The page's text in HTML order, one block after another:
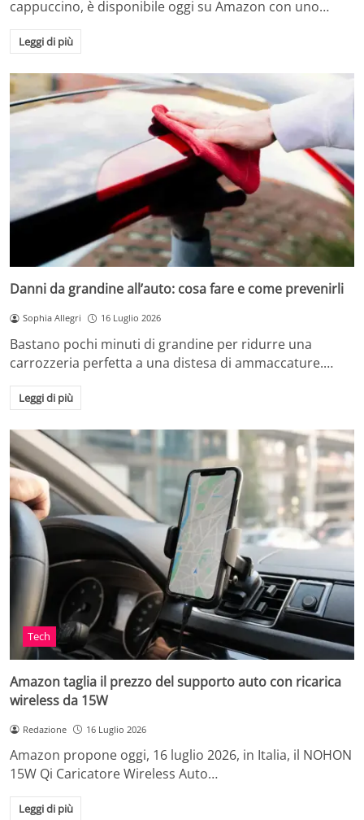
cappuccino, è disponibile oggi su Amazon con uno…
Leggi di più
Danni da grandine all’auto: cosa fare e come prevenirli
Sophia Allegri 16 Luglio 2026
Bastano pochi minuti di grandine per ridurre una
carrozzeria perfetta a una distesa di ammaccature.…
Leggi di più
Tech
Amazon taglia il prezzo del supporto auto con ricarica
wireless da 15W
Redazione 16 Luglio 2026
Amazon propone oggi, 16 luglio 2026, in Italia, il NOHON
15W Qi Caricatore Wireless Auto…
Leggi di più